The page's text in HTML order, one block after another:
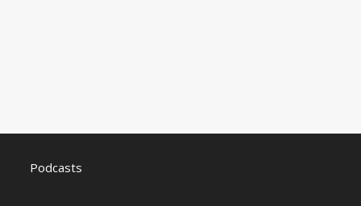
Podcasts